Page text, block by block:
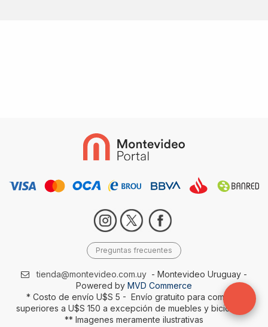
Preguntas frecuentes
tienda@montevideo.com.uy - Montevideo Uruguay -
Powered by MVD Commerce
* Costo de envío U$S 5 - Envío gratuito para compras
superiores a U$S 150 a excepción de muebles y bicicletas-
** Imagenes meramente ilustrativas